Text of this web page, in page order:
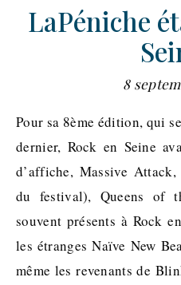
LaPéniche
8
Pour sa 8ème édition, qui se déroulait du 27 au 29 août
dernier, Rock en Seine
d’affiche, Massive
du festival), Queens of
souvent présents à Rock
les étranges Naïve New
même les revenants de